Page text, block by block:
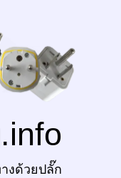
งด้วยปลั๊ก